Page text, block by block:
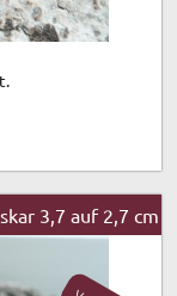
3,7 auf 2,7 cm